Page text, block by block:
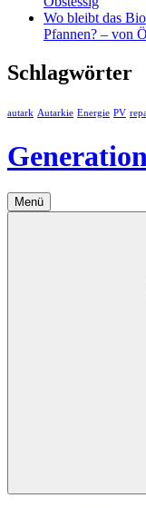
Wo bleibt das
Pfannen? – von
Schlagwörter
autark Autarkie Energie PV
Menü